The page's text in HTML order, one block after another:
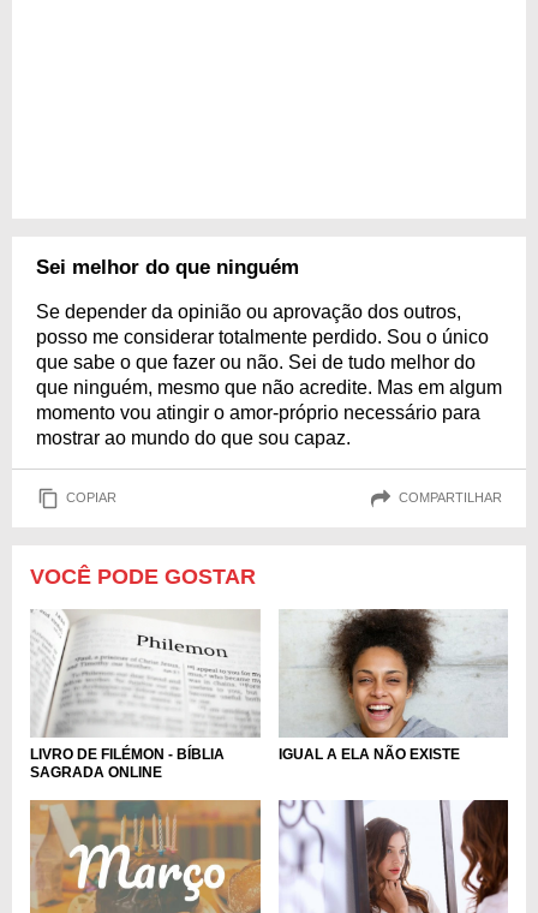
Sei melhor do que ninguém
Se depender da opinião ou aprovação dos outros,
posso me considerar totalmente perdido. Sou o único
que sabe o que fazer ou não. Sei de tudo melhor do
que ninguém, mesmo que não acredite. Mas em algum
momento vou atingir o amor-próprio necessário para
mostrar ao mundo do que sou capaz.
COPIAR COMPARTILHAR
VOCÊ PODE GOSTAR
LIVRO DE FILÉMON - BÍBLIA
SAGRADA ONLINE
IGUAL A ELA NÃO EXISTE